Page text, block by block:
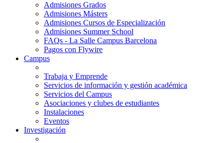
Admisiones Grados
Admisiones Másters
Admisiones Cursos de Especialización
Admisiones Summer School
FAQs - La Salle Campus Barcelona
Pagos con Flywire
Campus
Trabaja y Emprende
Servicios de información y gestión académica
Servicios del Campus
Asociaciones y clubes de estudiantes
Instalaciones
Eventos
Investigación